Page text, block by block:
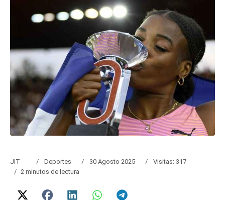
JIT Deportes 30 Agosto 2025
Visitas: 317
2 minutos de lectura